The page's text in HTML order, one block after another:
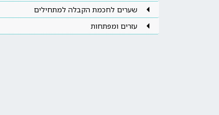
שערים לחכמת הקבלה למתחילים
עזרים ומפתחות